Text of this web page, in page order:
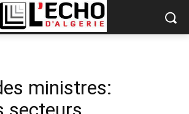
ministres: